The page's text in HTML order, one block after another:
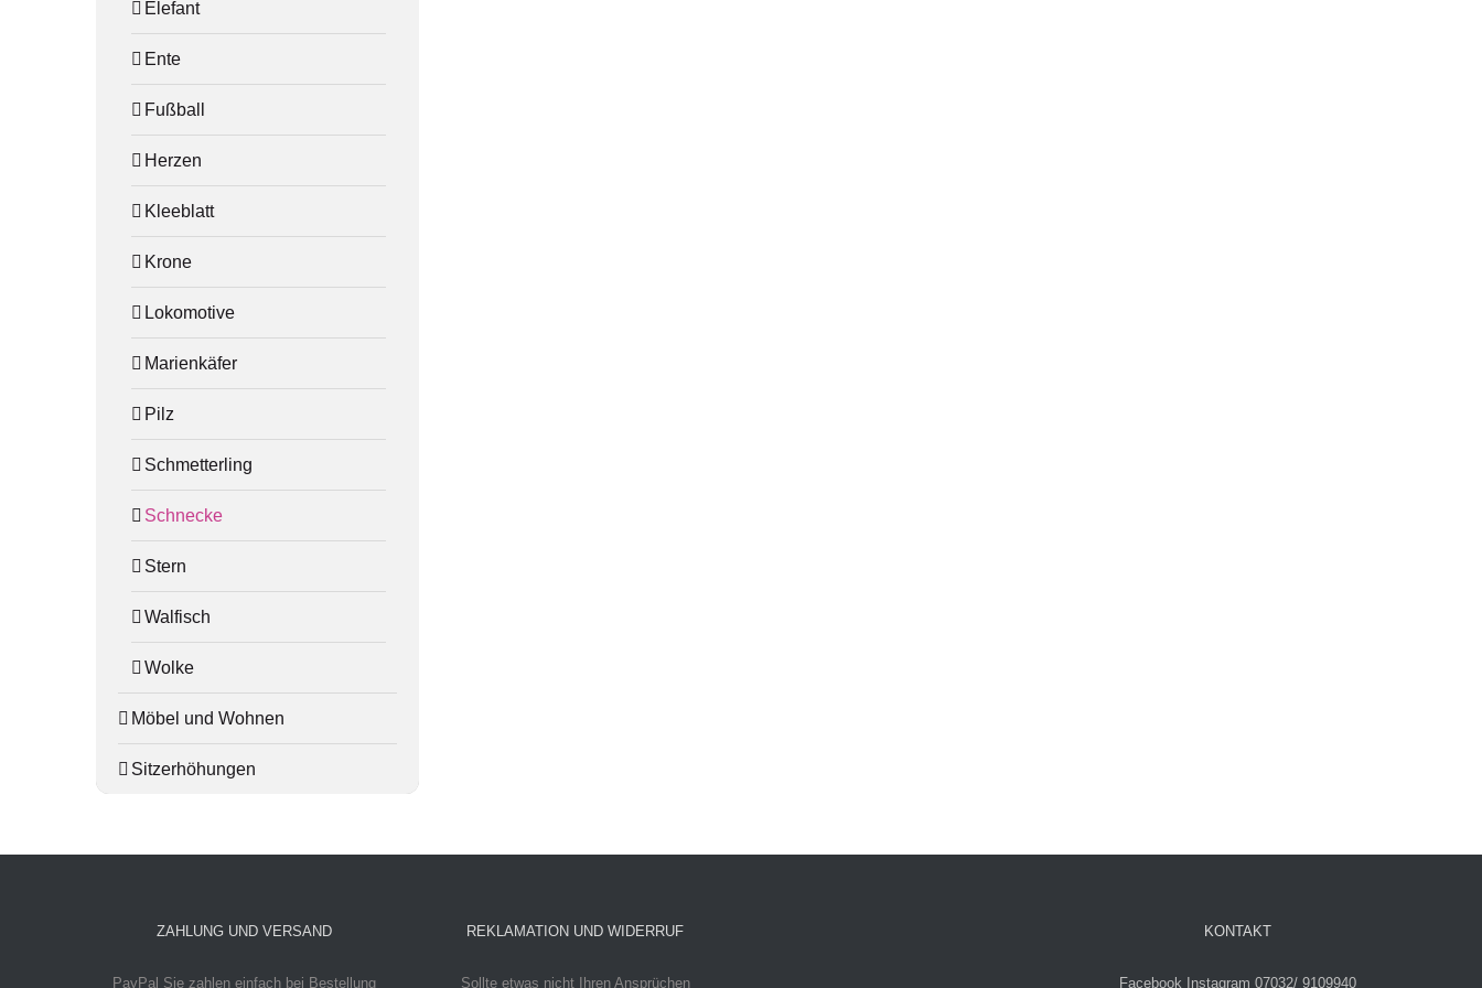
Elefant
Ente
Fußball
Herzen
Kleeblatt
Krone
Lokomotive
Marienkäfer
Pilz
Schmetterling
Schnecke
Stern
Walfisch
Wolke
Möbel und Wohnen
Sitzerhöhungen
ZAHLUNG UND VERSAND
PayPal Sie zahlen einfach bei Bestellung
REKLAMATION UND WIDERRUF
Sollte etwas nicht Ihren Ansprüchen
KONTAKT
Facebook Instagram 07032/ 9109940